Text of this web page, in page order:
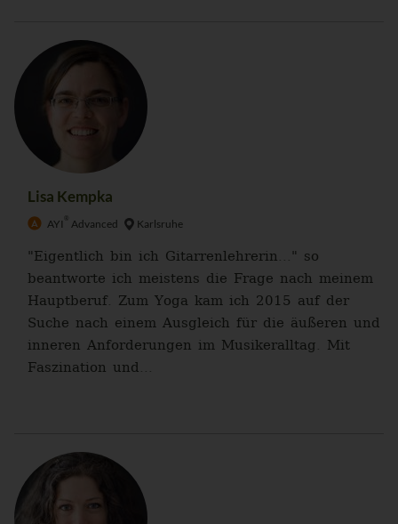
Lisa Kempka
AYI Advanced Karlsruhe
"Eigentlich bin ich Gitarrenlehrerin..." so
beantworte ich meistens die Frage nach meinem
Hauptberuf. Zum Yoga kam ich 2015 auf der
Suche nach einem Ausgleich für die äußeren und
inneren Anforderungen im Musikeralltag. Mit
Faszination und...